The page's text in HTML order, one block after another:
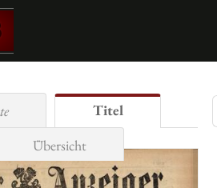
Titel
Übersicht